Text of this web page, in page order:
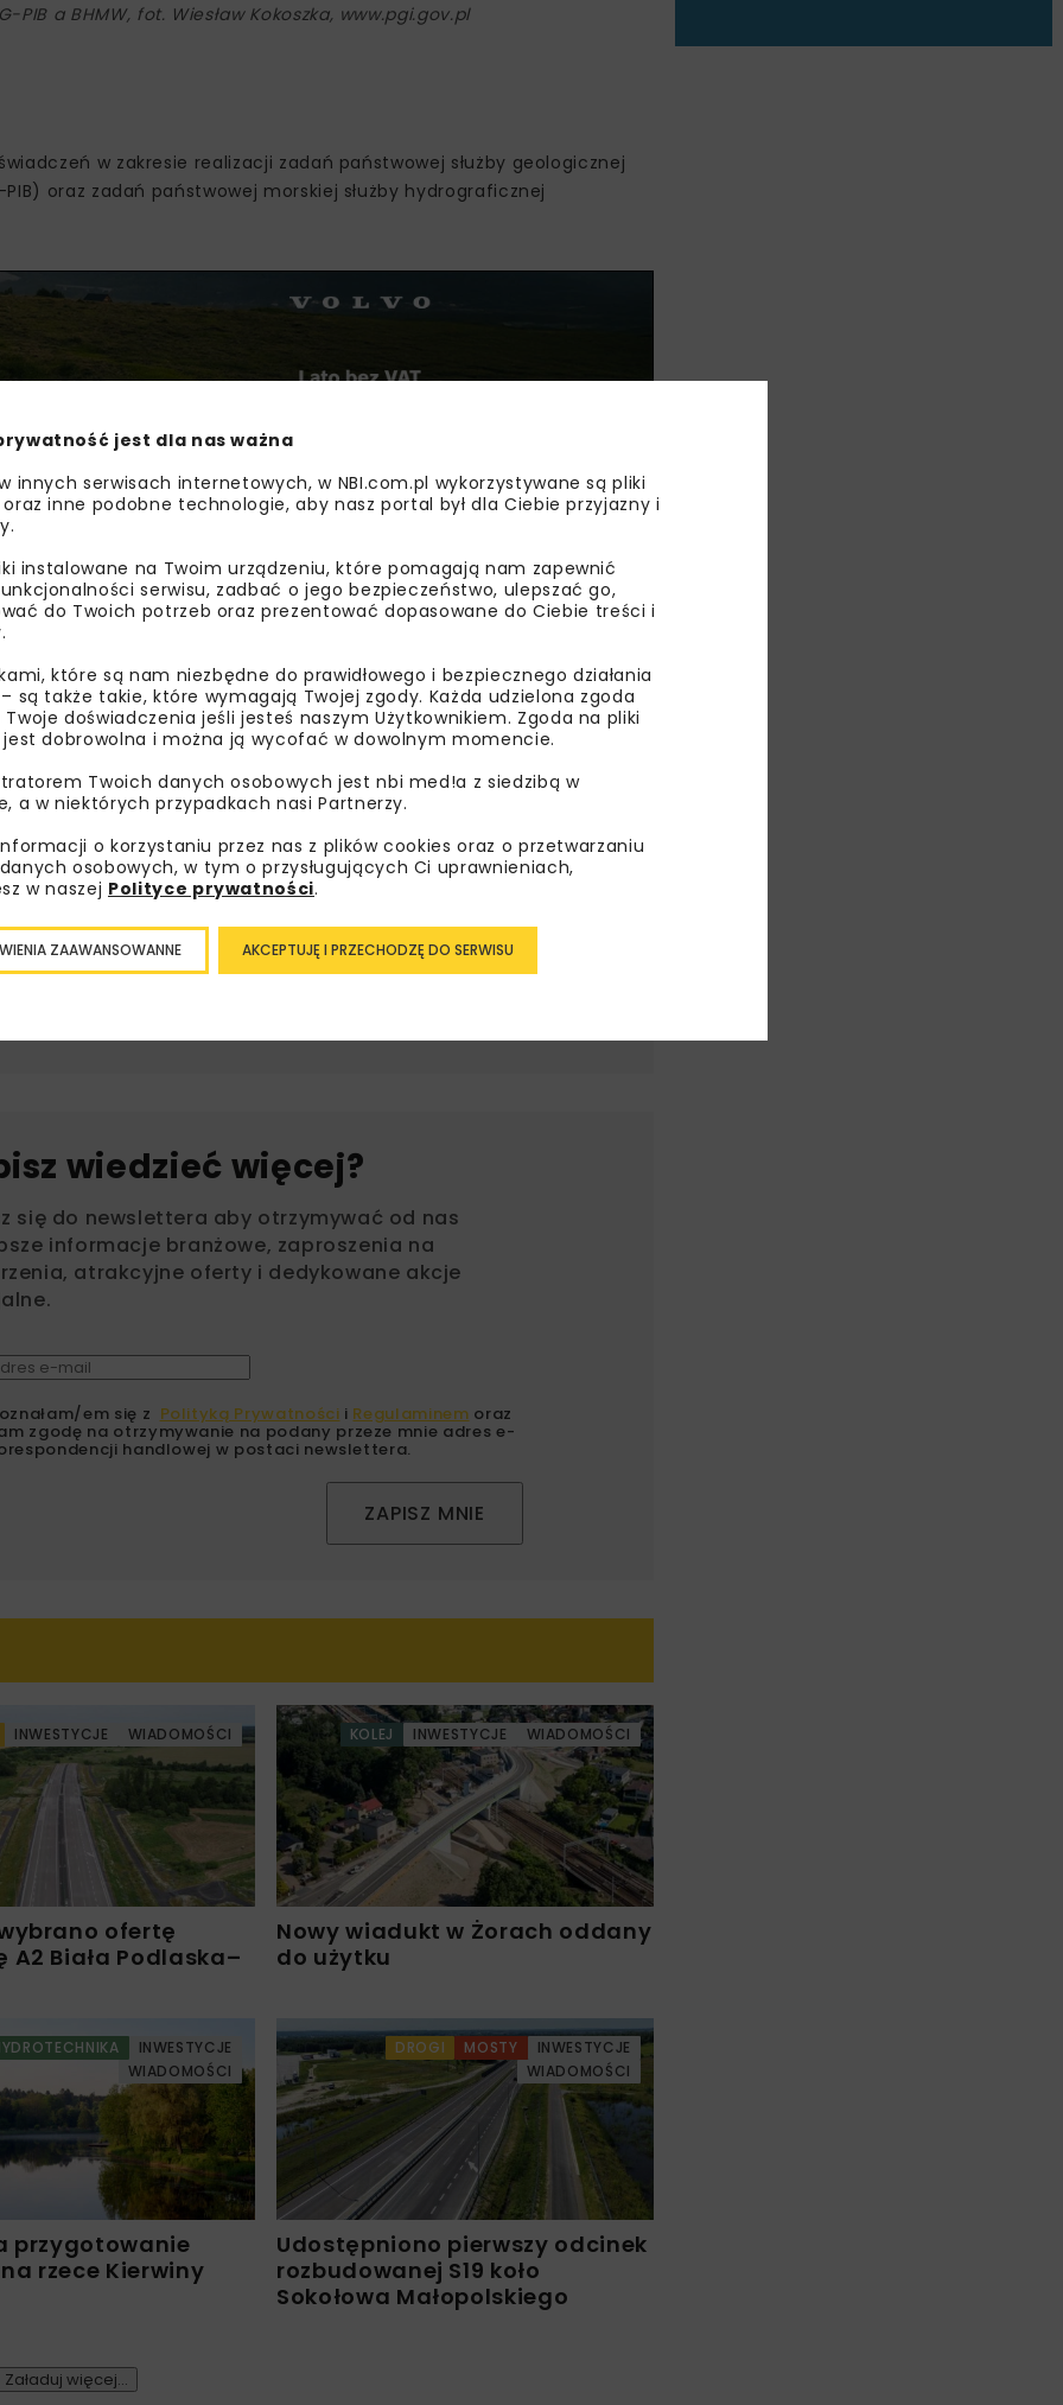
a BHMW, fot. Wiesław Kokoszka, www.pgi.gov.pl
w zakresie realizacji zadań państwowej służby geologicznej
oraz zadań państwowej morskiej służby hydrograficznej
działalności obu instytucji, a także gotowość do wspólnego
sympozjów oraz innych form upowszechniania wiedzy.
i sonarowych, a także do elektronicznych wersji
Informacje te będą wykorzystywane przez Instytut do realizacji
Rzeczypospolitej Polskiej.
charakterze dna morskiego, sklasyfikowane zgodnie z wymaganiami
w tworzonych produktach kartograficznych.
BHMW BIURO HYDROGRAFICZNE MARYNARKI WOJENNEJ
PAŃSTWOWY INSTYTUT GEOLOGICZNY - PAŃSTWOWY INSTYTUT
BADAWCZY
wiedzieć więcej?
się do newslettera aby otrzymywać od nas
informacje branżowe, zaproszenia na
atrakcyjne oferty i dedykowane akcje
em się z Polityką Prywatności i Regulaminem oraz
zgodę na otrzymywanie na podany przeze mnie adres e-
handlowej w postaci newslettera.
ZAPISZ MNIE
INWESTYCJE WIADOMOŚCI
ofertę
A2 Biała Podlaska–
KOLEJ INWESTYCJE WIADOMOŚCI
Nowy wiadukt w Żorach oddany
do użytku
INWESTYCJE
WIADOMOŚCI
przygotowanie
rzece Kierwiny
DROGI MOSTY
INWESTYCJE
WIADOMOŚCI
Udostępniono pierwszy odcinek
rozbudowanej S19 koło
Sokołowa Małopolskiego
Załaduj więcej...
jest dla nas ważna
innych serwisach internetowych, w NBI.com.pl wykorzystywane są pliki
inne podobne technologie, aby nasz portal był dla Ciebie przyjazny i
instalowane na Twoim urządzeniu, które pomagają nam zapewnić
serwisu, zadbać o jego bezpieczeństwo, ulepszać go,
do Twoich potrzeb oraz prezentować dopasowane do Ciebie treści i
które są nam niezbędne do prawidłowego i bezpiecznego działania
są także takie, które wymagają Twojej zgody. Każda udzielona zgoda
doświadczenia jeśli jesteś naszym Użytkownikiem. Zgoda na pliki
dobrowolna i można ją wycofać w dowolnym momencie.
Twoich danych osobowych jest nbi med!a z siedzibą w
a w niektórych przypadkach nasi Partnerzy.
o korzystaniu przez nas z plików cookies oraz o przetwarzaniu
osobowych, w tym o przysługujących Ci uprawnieniach,
w naszej Polityce prywatności.
AKCEPTUJĘ I PRZECHODZĘ DO SERWISU
ZAAWANSOWANNE